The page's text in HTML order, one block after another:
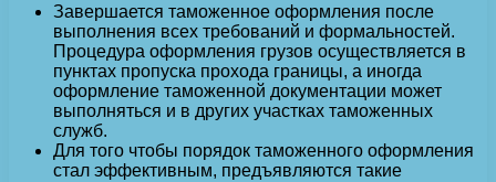
Завершается таможенное оформления после
выполнения всех требований и формальностей.
Процедура оформления грузов осуществляется в
пунктах пропуска прохода границы, а иногда
оформление таможенной документации может
выполняться и в других участках таможенных
служб.
Для того чтобы порядок таможенного оформления
стал эффективным, предъявляются такие